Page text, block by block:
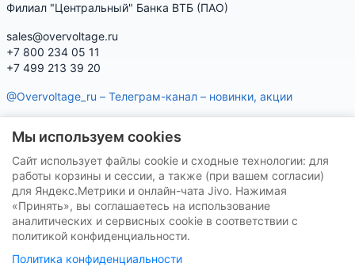
Филиал "Центральный" Банка ВТБ (ПАО)
sales@overvoltage.ru
+7 800 234 05 11
+7 499 213 39 20
@Overvoltage_ru – Телеграм-канал – новинки, акции
характеристики, наличие, подбор
Нашу продукцию Вы можете приобрести на маркетплейсах
Мы используем cookies
Сайт использует файлы cookie и сходные технологии: для
работы корзины и сессии, а также (при вашем согласии)
для Яндекс.Метрики и онлайн-чата Jivo. Нажимая
«Принять», вы соглашаетесь на использование
аналитических и сервисных cookie в соответствии с
политикой конфиденциальности.
Политика конфиденциальности